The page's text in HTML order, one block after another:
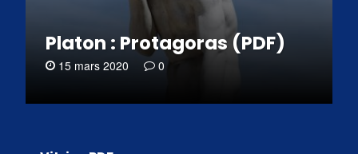
Platon : Protagoras (PDF)
15 mars 2020 0